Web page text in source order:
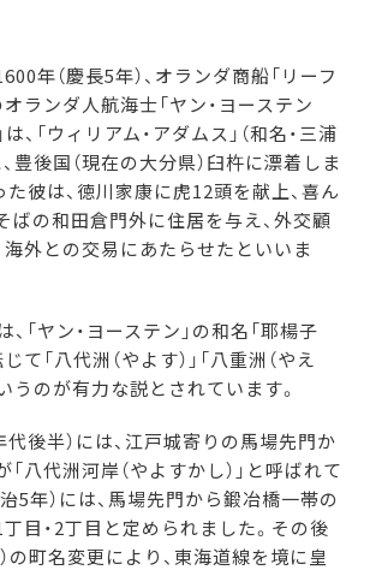
年（慶長5年）、オランダ商船「リーフ
ランダ人航海士「ヤン・ヨーステン
、「ウィリアム・アダムス」（和名・三浦
豊後国（現在の大分県）臼杵に漂着しま
た彼は、徳川家康に虎12頭を献上、喜ん
ばの和田倉門外に住居を与え、外交顧
海外との交易にあたらせたといいま
、「ヤン・ヨーステン」の和名「耶楊子
じて「八代洲（やよす）」「八重洲（やえ
うのが有力な説とされています。
代後半）には、江戸城寄りの馬場先門か
八代洲河岸（やよすかし）」と呼ばれて
治5年）には、馬場先門から鍛冶橋一帯の
目・2丁目と定められました。その後
の町名変更により、東海道線を境に皇